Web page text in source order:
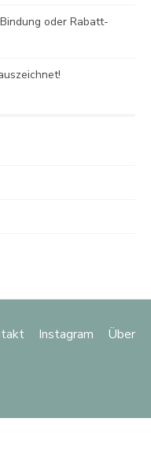
oder Rabatt-
Instagram
Über